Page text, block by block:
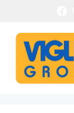
contenuto